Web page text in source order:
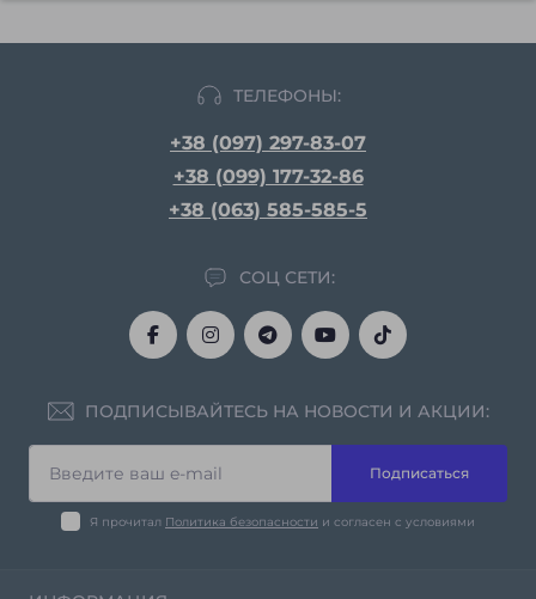
ТЕЛЕФОНЫ:
+38 (097) 297-83-07
+38 (099) 177-32-86
+38 (063) 585-585-5
СОЦ СЕТИ:
ПОДПИСЫВАЙТЕСЬ НА НОВОСТИ И АКЦИИ:
Подписаться
Я прочитал Политика безопасности и согласен с условиями